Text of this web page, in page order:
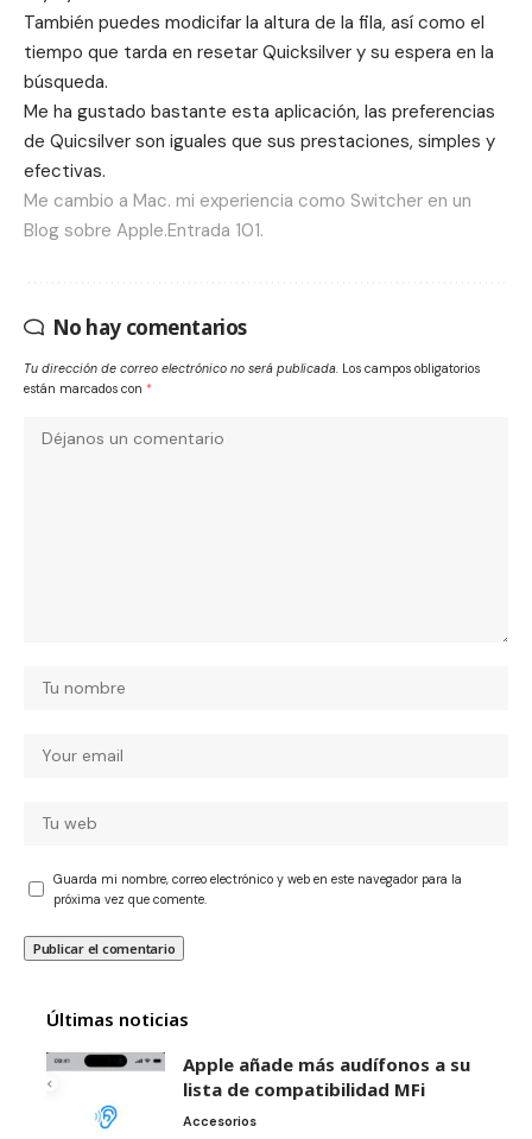
También puedes modicifar la altura de la fila, así como el
tiempo que tarda en resetar Quicksilver y su espera en la
búsqueda.
Me ha gustado bastante esta aplicación, las preferencias
de Quicsilver son iguales que sus prestaciones, simples y
efectivas.
Me cambio a Mac. mi experiencia como Switcher en un
Blog sobre Apple.Entrada 101.
No hay comentarios
Tu dirección de correo electrónico no será publicada. Los campos obligatorios
están marcados con *
Guarda mi nombre, correo electrónico y web en este navegador para la
próxima vez que comente.
Últimas noticias
Apple añade más audífonos a su
lista de compatibilidad MFi
Accesorios